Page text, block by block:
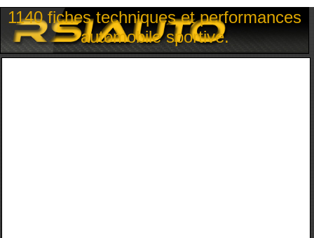
1140 fiches techniques et performances
automobile sportive.